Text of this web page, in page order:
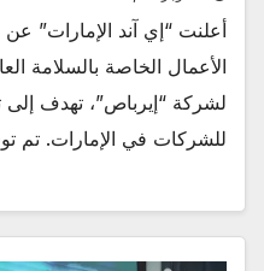
أعلنت “إي آند الإمارات”
لشركة “إيرباص”، تهدف إلى
للشركات في الإمارات. تم